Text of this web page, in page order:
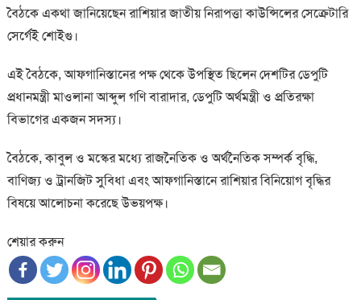
বৈঠকে একথা জানিয়েছেন রাশিয়ার জাতীয় নিরাপত্তা কাউন্সিলের সেক্রেটারি
সের্গেই শোইগু।
এই বৈঠকে, আফগানিস্তানের পক্ষ থেকে উপস্থিত ছিলেন দেশটির ডেপুটি
প্রধানমন্ত্রী মাওলানা আব্দুল গণি বারাদার, ডেপুটি অর্থমন্ত্রী ও প্রতিরক্ষা
বিভাগের একজন সদস্য।
বৈঠকে, কাবুল ও মস্কের মধ্যে রাজনৈতিক ও অর্থনৈতিক সম্পর্ক বৃদ্ধি,
বাণিজ্য ও ট্রানজিট সুবিধা এবং আফগানিস্তানে রাশিয়ার বিনিয়োগ বৃদ্ধির
বিষয়ে আলোচনা করেছে উভয়পক্ষ।
শেয়ার করুন